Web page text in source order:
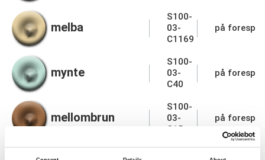
melba
S100-
03-
C1169
på
mynte
S100-
03-
C40
på
mellombrun
S100-
03-
C15
på